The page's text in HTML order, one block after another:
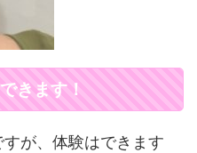
きます！
が、体験はできます